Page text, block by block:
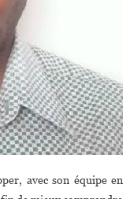
avec son équipe en